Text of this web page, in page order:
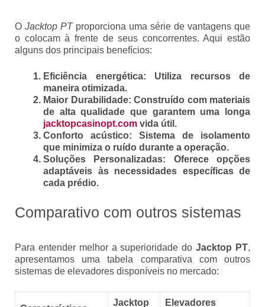
O Jacktop PTproporciona uma série de vantagens que
o colocam à frente de seus concorrentes. Aqui estão
alguns dos principais benefícios:
Eficiência energética: Utiliza recursos de
maneira otimizada.
Maior Durabilidade: Construído com materiais
de alta qualidade que garantem uma longa
jacktopcasinopt.com vida útil.
Conforto acústico: Sistema de isolamento
que minimiza o ruído durante a operação.
Soluções Personalizadas: Oferece opções
adaptáveis às necessidades específicas de
cada prédio.
Comparativo com outros sistemas
Para entender melhor a superioridade doJacktop PT,
apresentamos uma tabela comparativa com outros
sistemas de elevadores disponíveis no mercado:
Jacktop
Elevadores